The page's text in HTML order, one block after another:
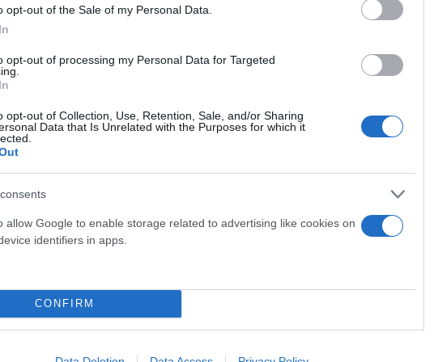
opt-out of the Sale of my Personal Data.
opt-out of processing my Personal Data for Targeted
opt-out of Collection, Use, Retention, Sale, and/or Sharing
Data that Is Unrelated with the Purposes for which it
allow Google to enable storage related to advertising like cookies on
identifiers in apps.
CONFIRM
έπιασα μια ενδιαφέρουσα αντίδραση στην κάμερα του
τα πάνω κάτω στις ζωές αυτών των ανθρώπων, αλλά, παίζεις
stupid games… win stupid prizes)».
από αυτό και να έχουν μια δεύτερη ευκαιρία για την